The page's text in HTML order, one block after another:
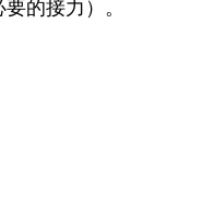
的接力）。